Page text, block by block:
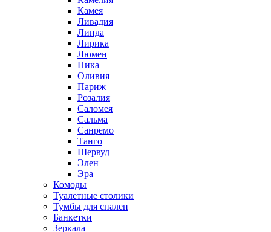
Камея
Ливадия
Линда
Лирика
Люмен
Ника
Оливия
Париж
Розалия
Саломея
Сальма
Санремо
Танго
Шервуд
Элен
Эра
Комоды
Туалетные столики
Тумбы для спален
Банкетки
Зеркала